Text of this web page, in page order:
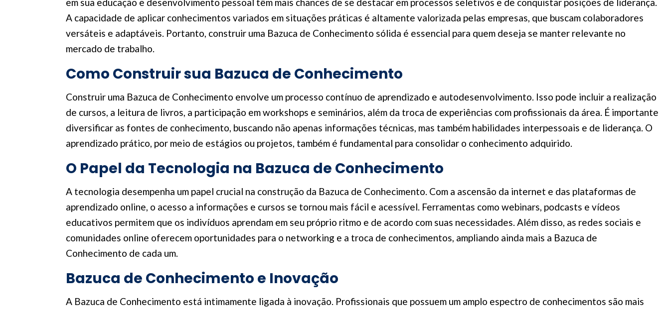
A capacidade de aplicar conhecimentos variados em situações práticas é altamente valorizada pelas empresas, que buscam colaboradores
versáteis e adaptáveis. Portanto, construir uma Bazuca de Conhecimento sólida é essencial para quem deseja se manter relevante no
mercado de trabalho.
Como Construir sua Bazuca de Conhecimento
Construir uma Bazuca de Conhecimento envolve um processo contínuo de aprendizado e autodesenvolvimento. Isso pode incluir a realização
de cursos, a leitura de livros, a participação em workshops e seminários, além da troca de experiências com profissionais da área. É importante
diversificar as fontes de conhecimento, buscando não apenas informações técnicas, mas também habilidades interpessoais e de liderança. O
aprendizado prático, por meio de estágios ou projetos, também é fundamental para consolidar o conhecimento adquirido.
O Papel da Tecnologia na Bazuca de Conhecimento
A tecnologia desempenha um papel crucial na construção da Bazuca de Conhecimento. Com a ascensão da internet e das plataformas de
aprendizado online, o acesso a informações e cursos se tornou mais fácil e acessível. Ferramentas como webinars, podcasts e vídeos
educativos permitem que os indivíduos aprendam em seu próprio ritmo e de acordo com suas necessidades. Além disso, as redes sociais e
comunidades online oferecem oportunidades para o networking e a troca de conhecimentos, ampliando ainda mais a Bazuca de
Conhecimento de cada um.
Bazuca de Conhecimento e Inovação
A Bazuca de Conhecimento está intimamente ligada à inovação. Profissionais que possuem um amplo espectro de conhecimentos são mais